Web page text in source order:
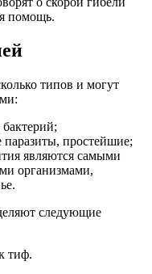
помощь.
типов и могут
простейшие;
являются самыми
организмами,
следующие
тиф.